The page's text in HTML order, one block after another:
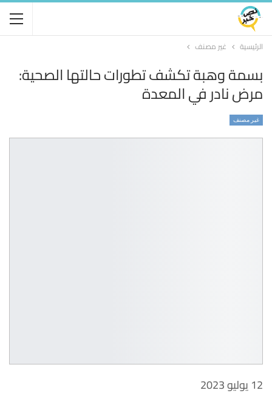
الرئيسية غير مصنف
بسمة وهبة تكشف تطورات حالتها الصحية:
مرض نادر في المعدة
غير مصنف
12 يوليو 2023